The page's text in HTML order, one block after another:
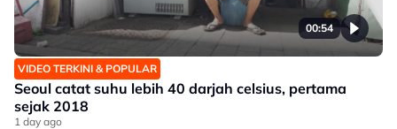
00:54
VIDEO TERKINI & POPULAR
Seoul catat suhu lebih 40 darjah celsius, pertama
sejak 2018
1 day ago